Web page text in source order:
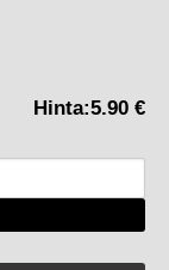
Hinta:5.90 €